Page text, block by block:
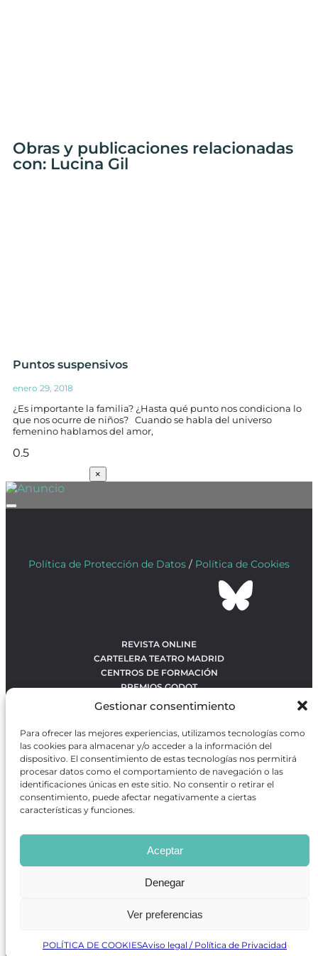
Gestionar consentimiento
Para ofrecer las mejores experiencias, utilizamos tecnologías como
las cookies para almacenar y/o acceder a la información del
dispositivo. El consentimiento de estas tecnologías nos permitirá
procesar datos como el comportamiento de navegación o las
identificaciones únicas en este sitio. No consentir o retirar el
consentimiento, puede afectar negativamente a ciertas
características y funciones.
Aceptar
Denegar
Ver preferencias
POLÍTICA DE COOKIESAviso legal / Política de Privacidad
Obras y publicaciones relacionadas
con: Lucina Gil
Puntos suspensivos
enero 29, 2018
¿Es importante la familia? ¿Hasta qué punto nos condiciona lo
que nos ocurre de niños? Cuando se habla del universo
femenino hablamos del amor,
×
Política de Protección de Datos / Política de Cookies
REVISTA ONLINE
CARTELERA TEATRO MADRID
CENTROS DE FORMACIÓN
PREMIOS GODOT
CONTACTO
OBRAS MÁS VOTADAS
RANKING MEJORES OBRAS
BÚSQUEDA AVANZADA DE OBRAS
Revista GODOTes una revista independiente especializada
en información sobre artes escénicas de Madrid, gratuita y
que se distribuye en espacios escénicos, además de otros
puntos de interés turístico y de ocio de la capital.
Desarrollado por Precise Future